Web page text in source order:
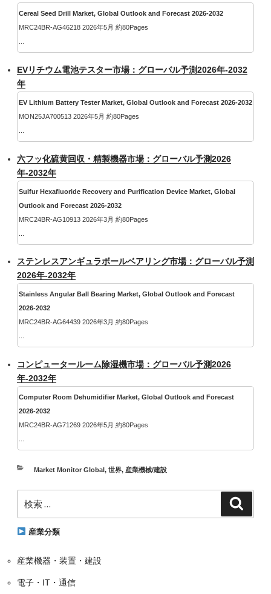
Cereal Seed Drill Market, Global Outlook and Forecast 2026-2032
MRC24BR-AG46218 2026年5月 約80Pages
EVリチウム電池テスター市場：グローバル予測2026年-2032
年
EV Lithium Battery Tester Market, Global Outlook and Forecast 2026-2032
MON25JA700513 2026年5月 約80Pages
六フッ化硫黄回収・精製機器市場：グローバル予測2026
年-2032年
Sulfur Hexafluoride Recovery and Purification Device Market, Global
Outlook and Forecast 2026-2032
MRC24BR-AG10913 2026年3月 約80Pages
ステンレスアンギュラボールベアリング市場：グローバル予測
2026年-2032年
Stainless Angular Ball Bearing Market, Global Outlook and Forecast
2026-2032
MRC24BR-AG64439 2026年3月 約80Pages
コンピュータールーム除湿機市場：グローバル予測2026
年-2032年
Computer Room Dehumidifier Market, Global Outlook and Forecast
2026-2032
MRC24BR-AG71269 2026年5月 約80Pages
カ
リ
Market Monitor Global, 世界, 産業機械/建設
索:
産業分類
産業機器・装置・建設
電子・IT・通信